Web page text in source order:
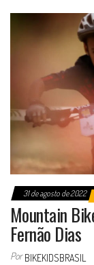
31 de agosto de 2022
Mountain
Fernão Dias
Por BIKEKIDSBRASIL